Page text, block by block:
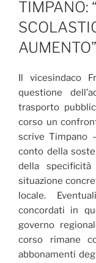
TIMPANO:
AUMENTO”
Il vicesindaco
questione
trasporto
corso un
scrive Timpano
conto della
della
situazione
locale.
concordati in
governo
corso rimane
abbonamenti